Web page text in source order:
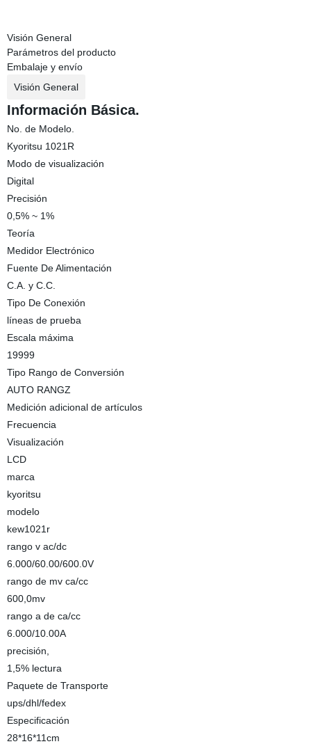
Visión General
Parámetros del producto
Embalaje y envío
Visión General
Información Básica.
No. de Modelo.
Kyoritsu 1021R
Modo de visualización
Digital
Precisión
0,5% ~ 1%
Teoría
Medidor Electrónico
Fuente De Alimentación
C.A. y C.C.
Tipo De Conexión
líneas de prueba
Escala máxima
19999
Tipo Rango de Conversión
AUTO RANGZ
Medición adicional de artículos
Frecuencia
Visualización
LCD
marca
kyoritsu
modelo
kew1021r
rango v ac/dc
6.000/60.00/600.0V
rango de mv ca/cc
600,0mv
rango a de ca/cc
6.000/10.00A
precisión,
1,5% lectura
Paquete de Transporte
ups/dhl/fedex
Especificación
28*16*11cm